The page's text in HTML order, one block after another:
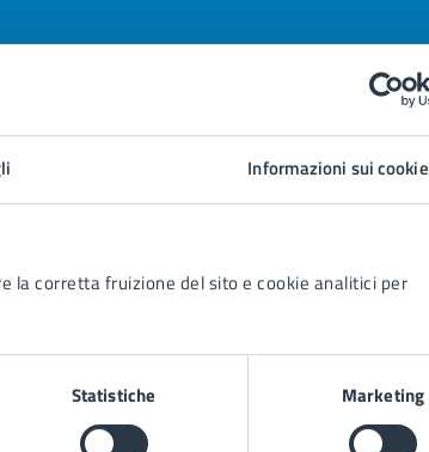
Informazioni sui cookie
la corretta fruizione del sito e cookie analitici per
Statistiche Marketing